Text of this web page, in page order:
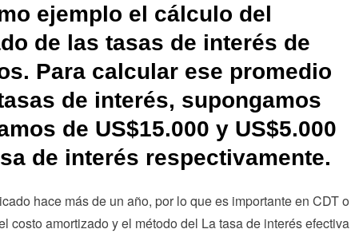
ejemplo el cálculo del
de las tasas de interés de
Para calcular ese promedio
de interés, supongamos
de US$15.000 y US$5.000
de interés respectivamente.
hace más de un año, por lo que es importante en CDT o
costo amortizado y el método del La tasa de interés efectiva